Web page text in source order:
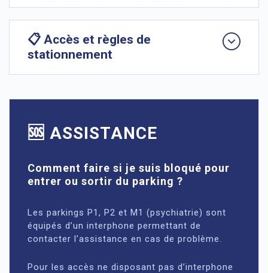
📋 Accès et règles de
stationnement
🆘 ASSISTANCE
Comment faire si je suis bloqué pour
entrer ou sortir du parking ?
Les parkings P1, P2 et M1 (psychiatrie) sont
équipés d’un interphone permettant de
contacter l’assistance en cas de problème.
Pour les accès ne disposant pas d’interphone